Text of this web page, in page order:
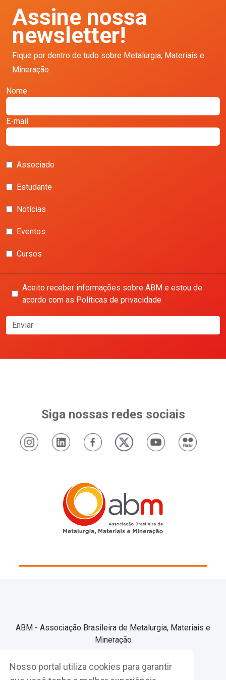
Nosso portal utiliza cookies para garantir
Assine nossa
newsletter!
Fique por dentro de tudo sobre Metalurgia, Materiais e
Mineração.
Nome
E-mail
Associado
Estudante
Notícias
Eventos
Cursos
Aceito receber informações sobre ABM e estou de
acordo com as Políticas de privacidade
Enviar
Siga nossas redes sociais
ABM - Associação Brasileira de Metalurgia, Materiais e
Mineração
Associe-se